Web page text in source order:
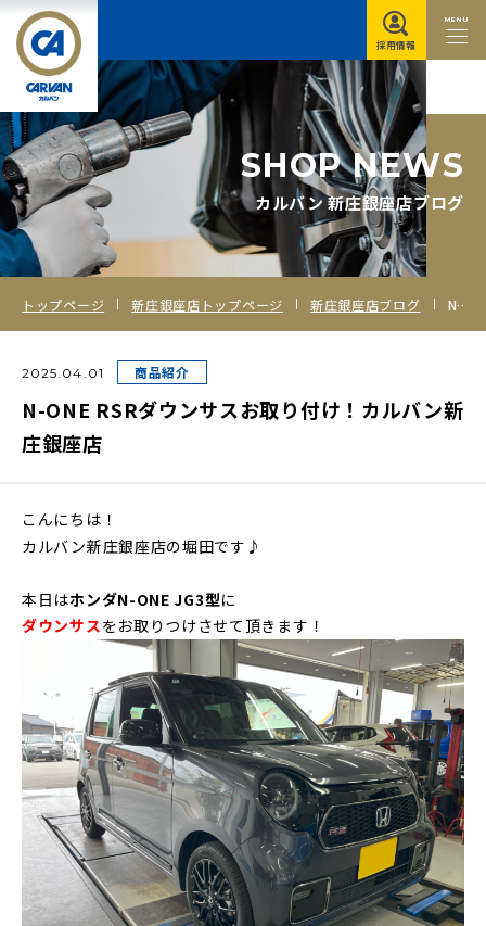
MENU
採用情報
SHOP NEWS
カルバン 新庄銀座店ブログ
トップページ 新庄銀座店トップページ 新庄銀座店ブログ N-ONE RSRダウンサスお取り付け！カルバン新庄銀座店
2025.04.01 商品紹介
N-ONE RSRダウンサスお取り付け！カルバン新
庄銀座店
こんにちは！
カルバン新庄銀座店の堀田です♪
本日はホンダN-ONE JG3型に
ダウンサスをお取りつけさせて頂きます！